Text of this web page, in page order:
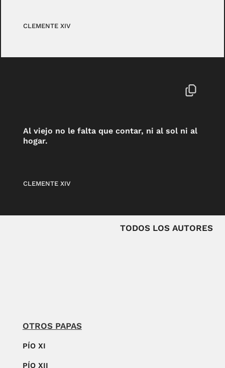
CLEMENTE XIV
Al viejo no le falta que contar, ni al sol ni al
hogar.
CLEMENTE XIV
TODOS LOS AUTORES
OTROS PAPAS
PÍO XI
PÍO XII